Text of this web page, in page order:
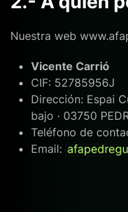
Nuestra web
Vicente Carrió
CIF: 52785956J
Dirección: Espai
bajo · 03750
Teléfono de
Email: